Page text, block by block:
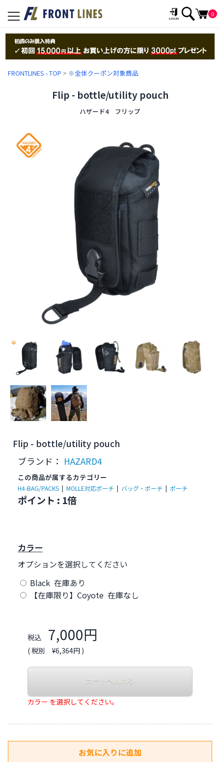
toggle
navigation
0
FRONTLINES - TOP > ※全体クーポン対象商品
Flip - bottle/utility pouch
ハザード4 フリップ
Flip - bottle/utility pouch
ブランド： HAZARD4
この商品が属するカテゴリー
H4-BAG/PACKS | MOLLE対応ポーチ | バッグ・ポーチ | ポーチ
ポイント : 1倍
カラー
オプションを選択してください
Black 在庫あり
【在庫限り】Coyote 在庫なし
税込 7,000円
( 税別 ¥6,364円 )
カラー を選択してください。